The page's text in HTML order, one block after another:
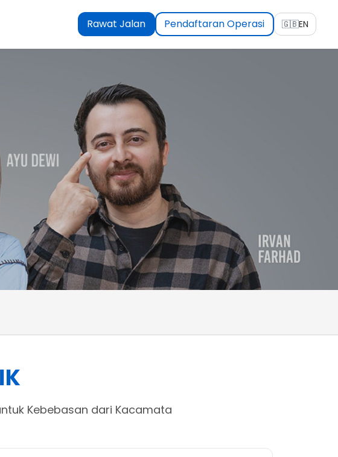
Rawat Jalan Pendaftaran Operasi 🇬🇧EN
Kebebasan dari Kacamata